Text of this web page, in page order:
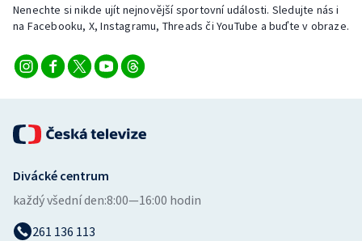
Volejbal
Ostatní
Nenechte si nikde ujít nejnovější sportovní události. Sledujte nás i
na Facebooku, X, Instagramu, Threads či YouTube a buďte v obraze.
Divácké centrum
každý všední den:8:00—16:00 hodin
261 136 113